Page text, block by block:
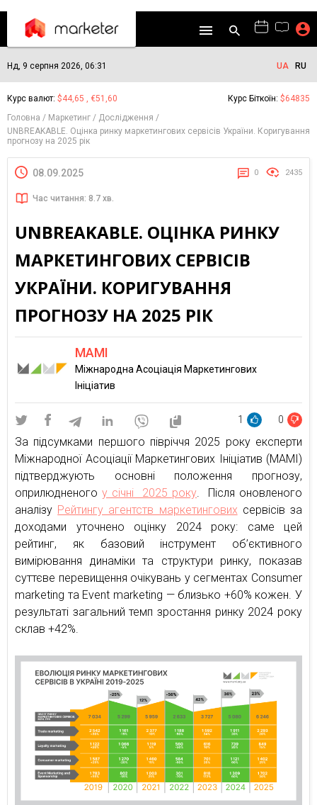
Нд, 9 серпня 2026, 06:31 UA RU
Курс валют: $44,65 , €51,60 Курс Біткоїн: $64835
Головна
Маркетинг
Дослідження
UNBREAKABLE. Оцінка ринку маркетингових сервісів України. Коригування
прогнозу на 2025 рік
08.09.2025 0 2435
Час читання: 8.7 хв.
UNBREAKABLE. ОЦІНКА РИНКУ
МАРКЕТИНГОВИХ СЕРВІСІВ
УКРАЇНИ. КОРИГУВАННЯ
ПРОГНОЗУ НА 2025 РІК
MAMI
Міжнародна Асоціація Маркетингових
Ініціатив
1 0
За підсумками першого півріччя 2025 року експерти
Міжнародної Асоціації Маркетингових Ініціатив (МАМІ)
підтверджують основні положення прогнозу,
оприлюдненого у січні 2025 року. Після оновленого
аналізу Рейтингу агентств маркетингових сервісів за
доходами уточнено оцінку 2024 року: саме цей
рейтинг, як базовий інструмент об’єктивного
вимірювання динаміки та структури ринку, показав
суттєве перевищення очікувань у сегментах Consumer
marketing та Event marketing — близько +60% кожен. У
результаті загальний темп зростання ринку 2024 року
склав +42%.